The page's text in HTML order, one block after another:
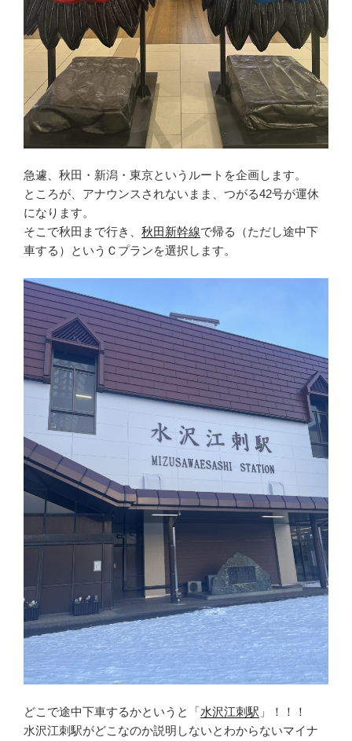
急遽、秋田・新潟・東京というルートを企画します。
ところが、アナウンスされないまま、つがる42号が運休
になります。
そこで秋田まで行き、 秋田新幹線で帰る（ただし途中下
車する）というＣプランを選択します。
どこで途中下車するかというと「水沢江刺駅 」！！！
水沢江刺駅がどこなのか説明しないとわからないマイナ